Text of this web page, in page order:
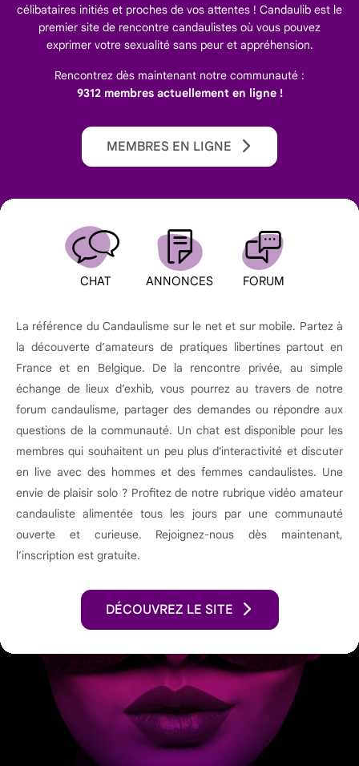
célibataires initiés et proches de vos attentes ! Candaulib est le
premier site de rencontre candaulistes où vous pouvez
exprimer votre sexualité sans peur et appréhension.
Rencontrez dès maintenant notre communauté :
9312 membres actuellement en ligne !
MEMBRES EN LIGNE
CHAT ANNONCES FORUM
La référence du Candaulisme sur le net et sur mobile. Partez à
la découverte d’amateurs de pratiques libertines partout en
France et en Belgique. De la rencontre privée, au simple
échange de lieux d’exhib, vous pourrez au travers de notre
forum candaulisme, partager des demandes ou répondre aux
questions de la communauté. Un chat est disponible pour les
membres qui souhaitent un peu plus d'interactivité et discuter
en live avec des hommes et des femmes candaulistes. Une
envie de plaisir solo ? Profitez de notre rubrique vidéo amateur
candauliste alimentée tous les jours par une communauté
ouverte et curieuse. Rejoignez-nous dès maintenant,
l’inscription est gratuite.
DÉCOUVREZ LE SITE